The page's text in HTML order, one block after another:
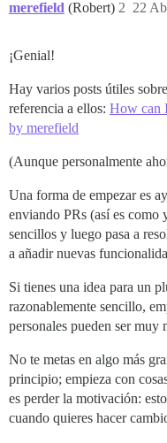
merefield (Robert) 22
2
¡Genial!
Hay varios posts útiles
referencia a ellos: How can
by merefield
(Aunque personalmente
Una forma de empezar es
enviando PRs (así es como
sencillos y luego pasa a
a añadir nuevas
Si tienes una idea para un
razonablemente sencillo,
personales pueden ser muy
No te metas en algo más
principio; empieza con
es perder la motivación:
cuando quieres hacer